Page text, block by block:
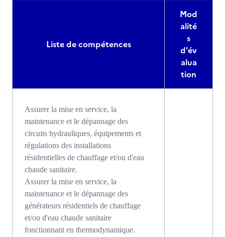
Liste de compétences
Mod
alité
s
d'év
alua
tion
Assurer la mise en service, la
maintenance et le dépannage des
circuits hydrauliques, équipements et
régulations des installations
résidentielles de chauffage et/ou d'eau
chaude sanitaire.
Assurer la mise en service, la
maintenance et le dépannage des
générateurs résidentiels de chauffage
et/ou d'eau chaude sanitaire
fonctionnant en thermodynamique.